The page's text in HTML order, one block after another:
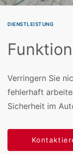
DIENSTLEISTUNG
Verringern Sie
fehlerhaft
Sicherheit im